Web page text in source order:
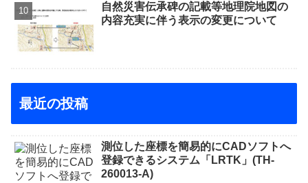
自然災害伝承碑の記載等地理院地図の
内容充実に伴う表示の変更について
最近の投稿
測位した座標を簡易的にCADソフトへ
登録できるシステム「LRTK」(TH-
260013-A)